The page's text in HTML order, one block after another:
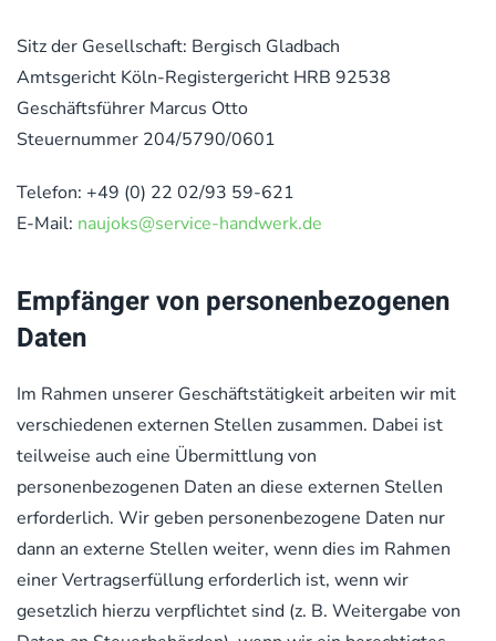
Sitz der Gesellschaft: Bergisch Gladbach
Amtsgericht Köln-Registergericht HRB 92538
Geschäftsführer Marcus Otto
Steuernummer 204/5790/0601
Telefon: +49 (0) 22 02/93 59-621
E-Mail: naujoks@service-handwerk.de
Empfänger von personenbezogenen
Daten
Im Rahmen unserer Geschäftstätigkeit arbeiten wir mit
verschiedenen externen Stellen zusammen. Dabei ist
teilweise auch eine Übermittlung von
personenbezogenen Daten an diese externen Stellen
erforderlich. Wir geben personenbezogene Daten nur
dann an externe Stellen weiter, wenn dies im Rahmen
einer Vertragserfüllung erforderlich ist, wenn wir
gesetzlich hierzu verpflichtet sind (z. B. Weitergabe von